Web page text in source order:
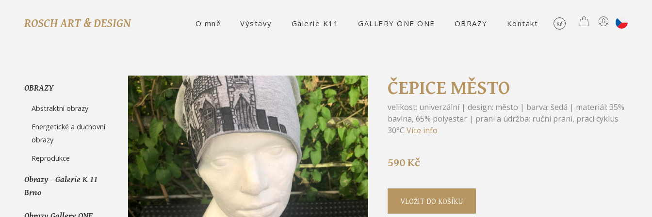
ROSCH ART & DESIGN O mně Výstavy Galerie K11 GΛLLERY ONE ONE OBRAZY Kontakt
OBRAZY
Abstraktní obrazy
Energetické a duchovní
obrazy
Reprodukce
Obrazy - Galerie K 11
Brno
ČEPICE MĚSTO
velikost: univerzální | design: město | barva: šedá | materiál: 35%
bavlna, 65% polyester | praní a údržba: ruční praní, prací cyklus
30°C Více info
590 Kč